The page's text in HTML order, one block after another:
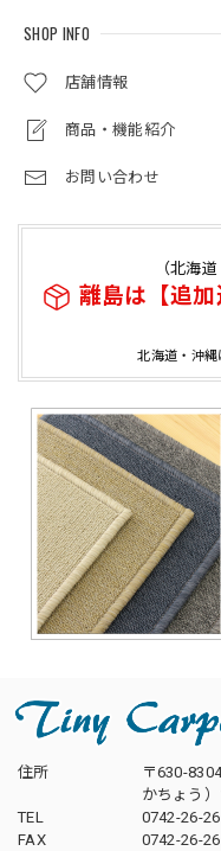
SHOP INFO
店舗情報
商品・機能紹介
お問い合わせ
（北海
離島は【追
北海道・沖
住所
〒630-
かちょう
TEL
0742-26-
FAX
0742-26-